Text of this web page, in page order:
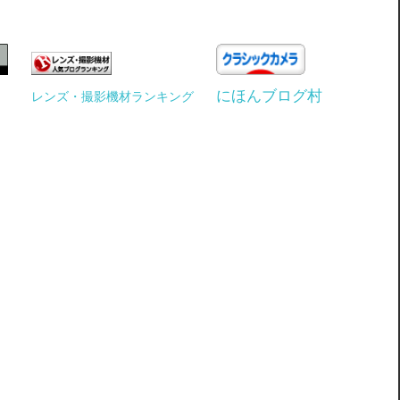
にほんブログ村
レンズ・撮影機材ランキング